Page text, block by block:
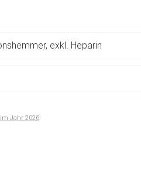
exkl. Heparin
Jahr 2026